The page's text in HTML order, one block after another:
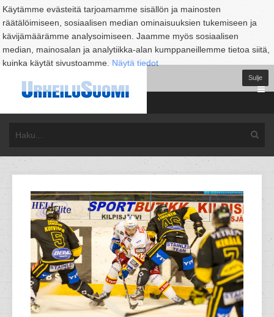
Käytämme evästeitä tarjoamamme sisällön ja mainosten
räätälöimiseen, sosiaalisen median ominaisuuksien tukemiseen ja
kävijämäärämme analysoimiseen. Jaamme myös sosiaalisen
median, mainosalan ja analytiikka-alan kumppaneillemme tietoa siitä,
kuinka käytät sivustoamme. Näytä tiedot
Sulje